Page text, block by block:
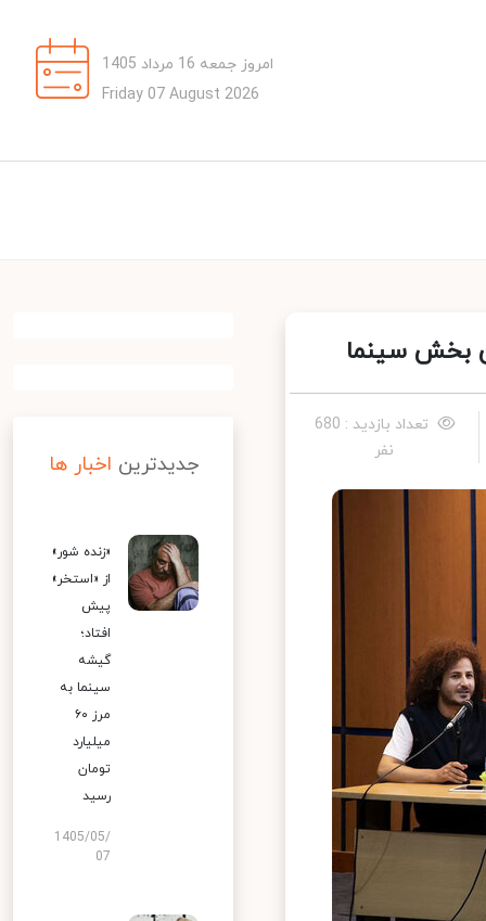
امروز جمعه 16 مرداد 1405
Friday 07 August 2026
بخش سینما
تعداد بازدید : 680
نفر
جدیدترین اخبار ها
«زنده شور»
از «استخر»
پیش
افتاد؛
گیشه
سینما به
مرز ۶۰
میلیارد
تومان
رسید
1405/05/
07